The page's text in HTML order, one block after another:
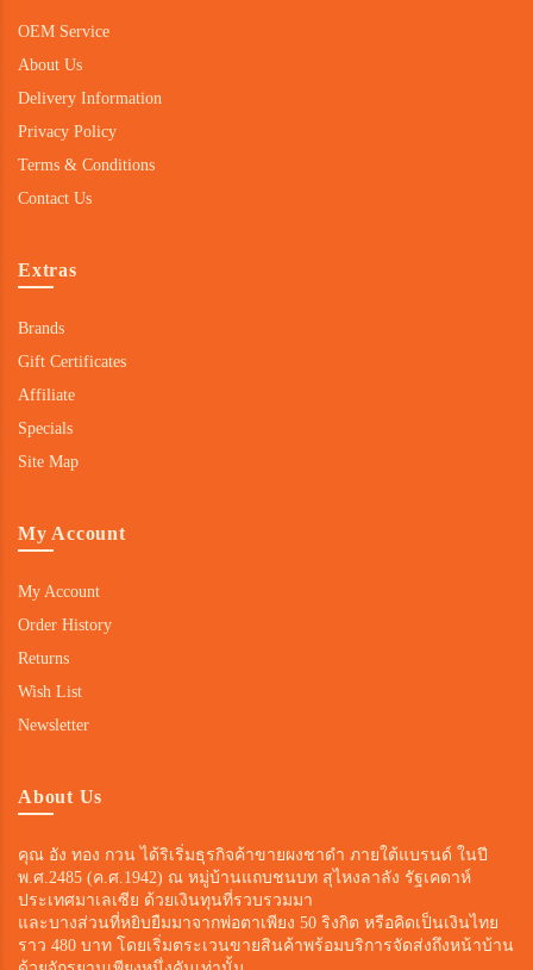
OEM Service
About Us
Delivery Information
Privacy Policy
Terms & Conditions
Contact Us
Extras
Brands
Gift Certificates
Affiliate
Specials
Site Map
My Account
My Account
Order History
Returns
Wish List
Newsletter
About Us
คุณ อัง ทอง กวน ได้ริเริ่มธุรกิจค้าขายผงชาดำ ภายใต้แบรนด์ ในปี
พ.ศ.2485 (ค.ศ.1942) ณ หมู่บ้านแถบชนบท สุไหงลาลัง รัฐเคดาห์
ประเทศมาเลเซีย ด้วยเงินทุนที่รวบรวมมา
และบางส่วนที่หยิบยืมมาจากพ่อตาเพียง 50 ริงกิต หรือคิดเป็นเงินไทย
ราว 480 บาท โดยเริ่มตระเวนขายสินค้าพร้อมบริการจัดส่งถึงหน้าบ้าน